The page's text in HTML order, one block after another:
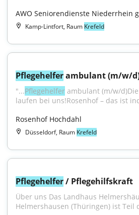
AWO Seniorendienste Niederrhein
Kamp-Lintfort, Raum Krefeld
Pflegehelfer ambulant (m/w/
"...Pflegehelfer ambulant (m/w/
laufen bei uns!Rosenhof – das ist
Rosenhof Hochdahl
Düsseldorf, Raum Krefeld
Pflegehelfer / Pflegehilfskraft
Über uns Das Landhaus
Helmershausen (Thüringen) ist Teil